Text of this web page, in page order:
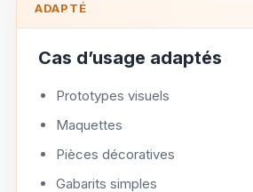
ADAPTÉ
Cas d’usage adaptés
Prototypes visuels
Maquettes
Pièces décoratives
Gabarits simples